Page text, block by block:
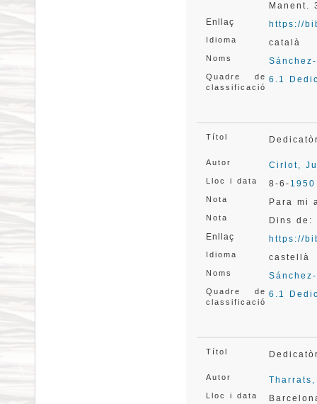
Manent.
Enllaç
https://
Idioma català
Noms
Quadre de
classificació
6.1
Títol
Autor Cirlot,
Lloc i data 8-6- 1950
Nota Para mi
Nota
Dins de:
Enllaç
https://
Idioma castellà
Noms
Quadre de
classificació
6.1
Títol
Autor
Lloc i data